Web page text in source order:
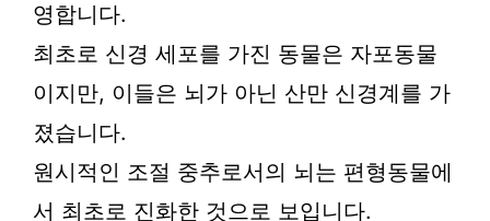
영합니다.
최초로 신경 세포를 가진 동물은 자포동물
이지만, 이들은 뇌가 아닌 산만 신경계를 가
졌습니다.
원시적인 조절 중추로서의 뇌는 편형동물에
서 최초로 진화한 것으로 보입니다.